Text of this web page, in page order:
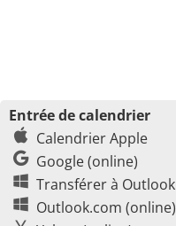
Entrée de calendrier
Calendrier Apple
Google (online)
Transférer à Outlook
Outlook.com (online)